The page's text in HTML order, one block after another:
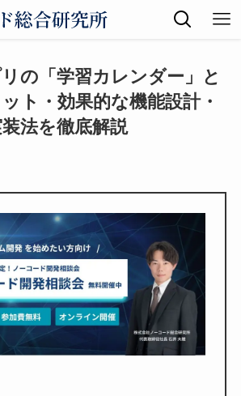
の「学習カレンダー」と
ト・効果的な機能設計・
法を徹底解説